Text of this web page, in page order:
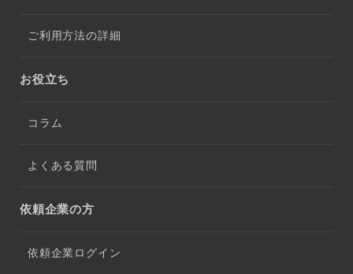
ご利用方法の詳細
お役立ち
コラム
よくある質問
依頼企業の方
依頼企業ログイン